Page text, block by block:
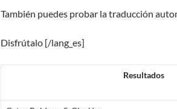
También puedes probar la traducción
Disfrútalo [/lang_es]
Resultados